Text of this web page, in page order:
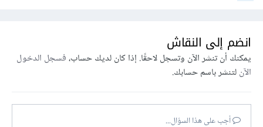
انضم إلى النقاش
يمكنك أن تنشر الآن وتسجل لاحقًا. إذا كان لديك حساب،فسجل الدخول
الآنلتنشر باسم حسابك.
أجب على هذا السؤال...